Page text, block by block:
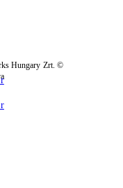
Hungary Zrt. ©